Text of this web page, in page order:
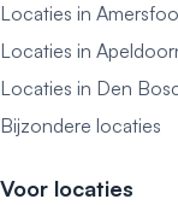
Locaties in
Locaties in
Locaties in Den
Bijzondere locaties
Voor locaties